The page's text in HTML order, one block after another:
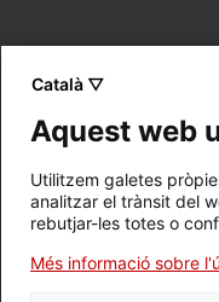
Català ▽
Aquest web
Utilitzem galetes
analitzar el trànsit del
rebutjar-les totes o
Més informació sobre